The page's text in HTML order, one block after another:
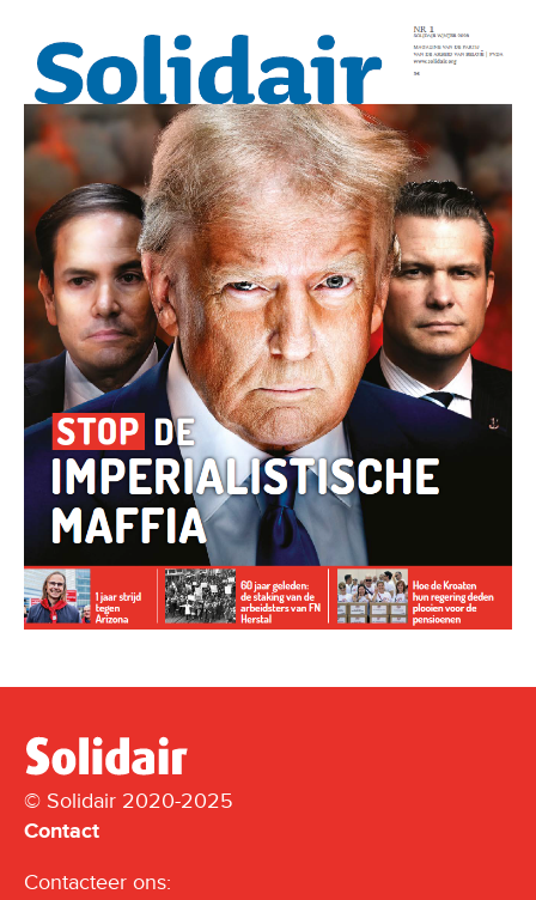
© Solidair 2020-2025
Contact
Contacteer ons: